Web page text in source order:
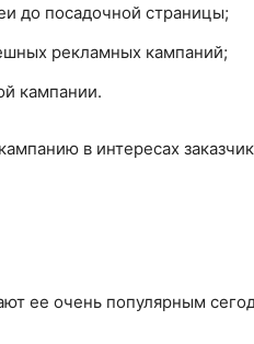
до посадочной страницы;
рекламных кампаний;
кампании.
в интересах
ее очень популярным